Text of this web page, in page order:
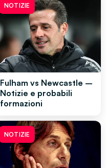
NOTIZIE
Fulham vs Newcastle –
Notizie e probabili
formazioni
NOTIZIE